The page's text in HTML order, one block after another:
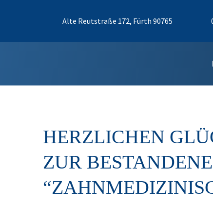
Alte Reutstraße 172, Fürth 90765
HERZLICHEN
ZUR